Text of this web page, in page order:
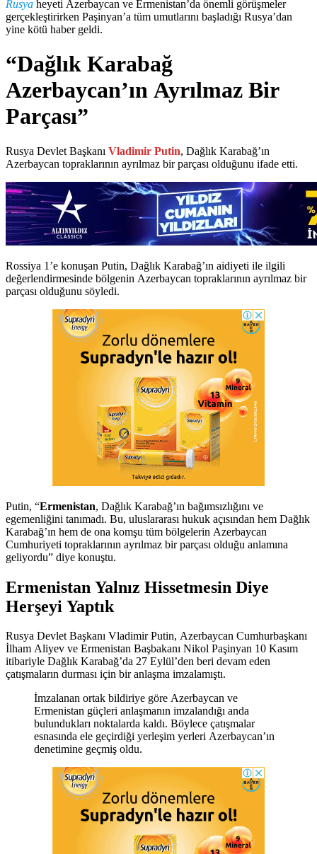
Rusya heyeti Azerbaycan ve Ermenistan’da önemli görüşmeler
gerçekleştirirken Paşinyan’a tüm umutlarını başladığı Rusya’dan
yine kötü haber geldi.
“Dağlık Karabağ
Azerbaycan’ın Ayrılmaz Bir
Parçası”
Rusya Devlet Başkanı Vladimir Putin, Dağlık Karabağ’ın
Azerbaycan topraklarının ayrılmaz bir parçası olduğunu ifade etti.
Rossiya 1’e konuşan Putin, Dağlık Karabağ’ın aidiyeti ile ilgili
değerlendirmesinde bölgenin Azerbaycan topraklarının ayrılmaz bir
parçası olduğunu söyledi.
Putin, “Ermenistan, Dağlık Karabağ’ın bağımsızlığını ve
egemenliğini tanımadı. Bu, uluslararası hukuk açısından hem Dağlık
Karabağ’ın hem de ona komşu tüm bölgelerin Azerbaycan
Cumhuriyeti topraklarının ayrılmaz bir parçası olduğu anlamına
geliyordu” diye konuştu.
Ermenistan Yalnız Hissetmesin Diye
Herşeyi Yaptık
Rusya Devlet Başkanı Vladimir Putin, Azerbaycan Cumhurbaşkanı
İlham Aliyev ve Ermenistan Başbakanı Nikol Paşinyan 10 Kasım
itibariyle Dağlık Karabağ’da 27 Eylül’den beri devam eden
çatışmaların durması için bir anlaşma imzalamıştı.
İmzalanan ortak bildiriye göre Azerbaycan ve
Ermenistan güçleri anlaşmanın imzalandığı anda
bulundukları noktalarda kaldı. Böylece çatışmalar
esnasında ele geçirdiği yerleşim yerleri Azerbaycan’ın
denetimine geçmiş oldu.